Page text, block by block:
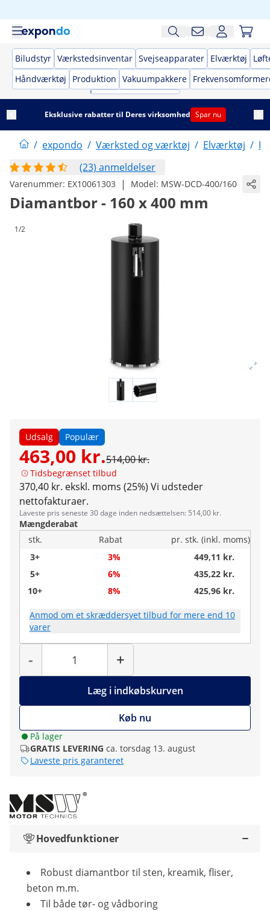
Biludstyr Værkstedsinventar Svejseapparater Elværktøj
Håndværktøj
Produktion Vakuumpakkere
Eksklusive rabatter til Deres virksomhed Spar nu
/ expondo / Værksted og værktøj / Elværktøj /
(23) anmeldelser
Varenummer: EX10061303 | Model: MSW-DCD-400/160
Diamantbor - 160 x 400 mm
1/2
Udsalg Populær
463,00 kr.514,00 kr.
Tidsbegrænset tilbud
370,40 kr. ekskl. moms (25%) Vi udsteder
nettofakturaer.
Laveste pris seneste 30 dage inden nedsættelsen: 514,00 kr.
Mængderabat
stk.
Rabat
pr. stk. (inkl. moms)
3+
3%
449,11 kr.
5+
6%
435,22 kr.
10+
8% 425,96 kr.
Anmod om et skræddersyet tilbud for mere end 10
varer
-
Antal
+
Læg i indkøbskurven
Køb nu
På lager
GRATIS LEVERING ca. torsdag 13. august
Laveste pris garanteret
Hovedfunktioner
Robust diamantbor til sten, kreamik, fliser,
beton m.m.
Til både tør- og vådboring